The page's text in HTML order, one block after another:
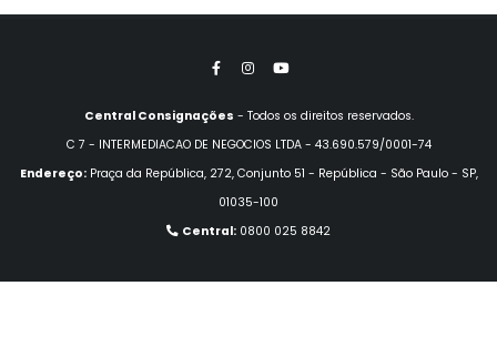
Central Consignações - Todos os direitos reservados.
C 7 - INTERMEDIACAO DE NEGOCIOS LTDA - 43.690.579/0001-74
Endereço:Praça da República, 272, Conjunto 51 - República - São Paulo - SP,
01035-100
Central: 0800 025 8842